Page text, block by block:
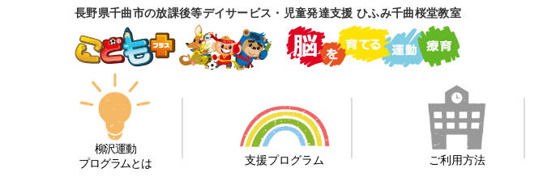
長野県千曲市の放課後等デイサービス・児童発達支援 ひふみ千曲桜堂教室
柳沢運動
プログラムとは
支援プログラム ご利用方法